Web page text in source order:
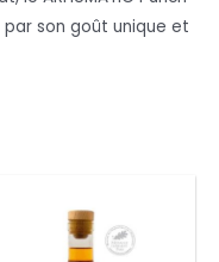
par son goût unique et